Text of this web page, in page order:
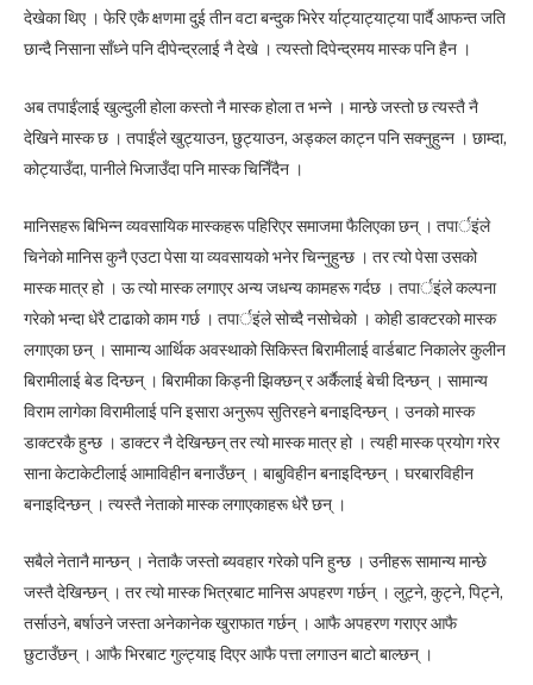
देखेका थिए । फेरि एकै क्षणमा दुई तीन वटा बन्दुक भिरेर र्याट्याट्याट्या पार्दै आफन्त जति
छान्दै निसाना साँध्ने पनि दीपेन्द्रलाई नै देखे । त्यस्तो दिपेन्द्रमय मास्क पनि हैन ।
अब तपाईंलाई खुल्दुली होला कस्तो नै मास्क होला त भन्ने । मान्छे जस्तो छ त्यस्तै नै
देखिने मास्क छ । तपाईंले खुट्याउन, छुट्याउन, अड्कल काट्न पनि सक्नुहुन्न । छाम्दा,
कोट्याउँदा, पानीले भिजाउँदा पनि मास्क चिनिँदैन ।
मानिसहरू बिभिन्न व्यवसायिक मास्कहरू पहिरिएर समाजमा फैलिएका छन् । तपार्इंले
चिनेको मानिस कुनै एउटा पेसा या व्यवसायको भनेर चिन्नुहुन्छ । तर त्यो पेसा उसको
मास्क मात्र हो । ऊ त्यो मास्क लगाएर अन्य जधन्य कामहरू गर्दछ । तपार्इंले कल्पना
गरेको भन्दा धेरै टाढाको काम गर्छ । तपार्इंले सोच्दै नसोचेको । कोही डाक्टरको मास्क
लगाएका छन् । सामान्य आर्थिक अवस्थाको सिकिस्त बिरामीलाई वार्डबाट निकालेर कुलीन
बिरामीलाई बेड दिन्छन् । बिरामीका किड्नी झिक्छन् र अर्कैलाई बेची दिन्छन् । सामान्य
विराम लागेका विरामीलाई पनि इसारा अनुरूप सुतिरहने बनाइदिन्छन् । उनको मास्क
डाक्टरकै हुन्छ । डाक्टर नै देखिन्छन् तर त्यो मास्क मात्र हो । त्यही मास्क प्रयोग गरेर
साना केटाकेटीलाई आमाविहीन बनाउँछन् । बाबुविहीन बनाइदिन्छन् । घरबारविहीन
बनाइदिन्छन् । त्यस्तै नेताको मास्क लगाएकाहरू धेरै छन् ।
सबैले नेतानै मान्छन् । नेताकै जस्तो ब्यवहार गरेको पनि हुन्छ । उनीहरू सामान्य मान्छे
जस्तै देखिन्छन् । तर त्यो मास्क भित्रबाट मानिस अपहरण गर्छन् । लुट्ने, कुट्ने, पिट्ने,
तर्साउने, बर्षाउने जस्ता अनेकानेक खुराफात गर्छन् । आफै अपहरण गराएर आफै
छुटाउँछन् । आफै भिरबाट गुल्ट्याइ दिएर आफै पत्ता लगाउन बाटो बाल्छन् ।